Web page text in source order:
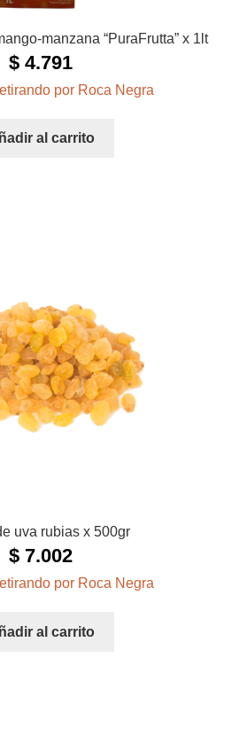
manzana “PuraFrutta” x 1lt
$ 4.791
por Roca Negra
al carrito
uva rubias x 500gr
$ 7.002
por Roca Negra
al carrito